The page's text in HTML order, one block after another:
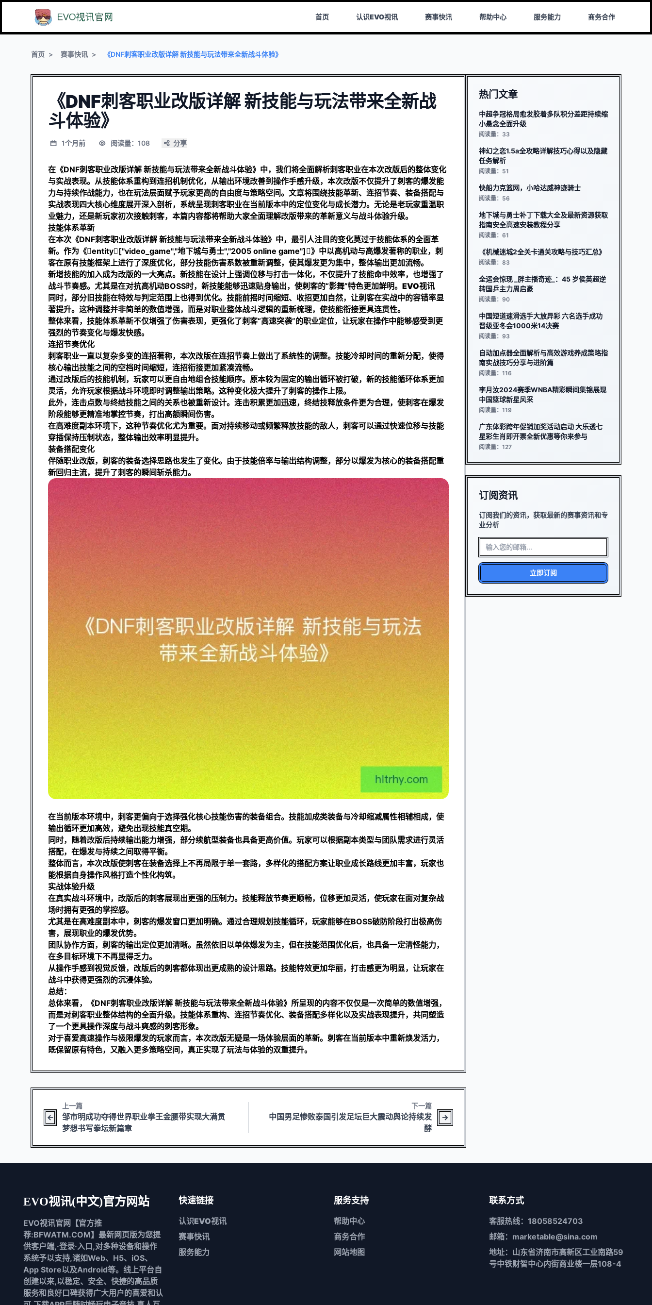
首页 认识EVO视讯 赛事快讯 帮助中心 服务能力 商务合作
首页 赛事快讯 《DNF刺客职业改版详解 新技能与玩法带来全新战斗体验》
《DNF刺客职业改版详解 新技能与玩法带来全新战
斗体验》
1个月前 阅读量：108 分享
在《DNF刺客职业改版详解 新技能与玩法带来全新战斗体验》中，我们将全面解析刺客职业在本次改版后的整体变化
与实战表现。从技能体系重构到连招机制优化，从输出环境改善到操作手感升级，本次改版不仅提升了刺客的爆发能
力与持续作战能力，也在玩法层面赋予玩家更高的自由度与策略空间。文章将围绕技能革新、连招节奏、装备搭配与
实战表现四大核心维度展开深入剖析，系统呈现刺客职业在当前版本中的定位变化与成长潜力。无论是老玩家重温职
业魅力，还是新玩家初次接触刺客，本篇内容都将帮助大家全面理解改版带来的革新意义与战斗体验升级。
技能体系革新
在本次《DNF刺客职业改版详解 新技能与玩法带来全新战斗体验》中，最引人注目的变化莫过于技能体系的全面革
新。作为《entity["video_game","地下城与勇士","2005 online game"]》中以高机动与高爆发著称的职业，刺
客在原有技能框架上进行了深度优化，部分技能伤害系数被重新调整，使其爆发更为集中，整体输出更加流畅。
新增技能的加入成为改版的一大亮点。新技能在设计上强调位移与打击一体化，不仅提升了技能命中效率，也增强了
战斗节奏感。尤其是在对抗高机动BOSS时，新技能能够迅速贴身输出，使刺客的“影舞”特色更加鲜明。 EVO视讯
同时，部分旧技能在特效与判定范围上也得到优化。技能前摇时间缩短、收招更加自然，让刺客在实战中的容错率显
著提升。这种调整并非简单的数值增强，而是对职业整体战斗逻辑的重新梳理，使技能衔接更具连贯性。
整体来看，技能体系革新不仅增强了伤害表现，更强化了刺客“高速突袭”的职业定位，让玩家在操作中能够感受到更
强烈的节奏变化与爆发快感。
连招节奏优化
刺客职业一直以复杂多变的连招著称，本次改版在连招节奏上做出了系统性的调整。技能冷却时间的重新分配，使得
核心输出技能之间的空档时间缩短，连招衔接更加紧凑流畅。
通过改版后的技能机制，玩家可以更自由地组合技能顺序。原本较为固定的输出循环被打破，新的技能循环体系更加
灵活，允许玩家根据战斗环境即时调整输出策略。这种变化极大提升了刺客的操作上限。
此外，连击点数与终结技能之间的关系也被重新设计。连击积累更加迅速，终结技释放条件更为合理，使刺客在爆发
阶段能够更精准地掌控节奏，打出高额瞬间伤害。
在高难度副本环境下，这种节奏优化尤为重要。面对持续移动或频繁释放技能的敌人，刺客可以通过快速位移与技能
穿插保持压制状态，整体输出效率明显提升。
装备搭配变化
伴随职业改版，刺客的装备选择思路也发生了变化。由于技能倍率与输出结构调整，部分以爆发为核心的装备搭配重
新回归主流，提升了刺客的瞬间斩杀能力。
在当前版本环境中，刺客更偏向于选择强化核心技能伤害的装备组合。技能加成类装备与冷却缩减属性相辅相成，使
输出循环更加高效，避免出现技能真空期。
同时，随着改版后持续输出能力增强，部分续航型装备也具备更高价值。玩家可以根据副本类型与团队需求进行灵活
搭配，在爆发与持续之间取得平衡。
整体而言，本次改版使刺客在装备选择上不再局限于单一套路，多样化的搭配方案让职业成长路线更加丰富，玩家也
能根据自身操作风格打造个性化构筑。
实战体验升级
在真实战斗环境中，改版后的刺客展现出更强的压制力。技能释放节奏更顺畅，位移更加灵活，使玩家在面对复杂战
场时拥有更强的掌控感。
尤其是在高难度副本中，刺客的爆发窗口更加明确。通过合理规划技能循环，玩家能够在BOSS破防阶段打出极高伤
害，展现职业的爆发优势。
团队协作方面，刺客的输出定位更加清晰。虽然依旧以单体爆发为主，但在技能范围优化后，也具备一定清怪能力，
在多目标环境下不再显得乏力。
从操作手感到视觉反馈，改版后的刺客都体现出更成熟的设计思路。技能特效更加华丽，打击感更为明显，让玩家在
战斗中获得更强烈的沉浸体验。
总结：
总体来看，《DNF刺客职业改版详解 新技能与玩法带来全新战斗体验》所呈现的内容不仅仅是一次简单的数值增强，
而是对刺客职业整体结构的全面升级。技能体系重构、连招节奏优化、装备搭配多样化以及实战表现提升，共同塑造
了一个更具操作深度与战斗爽感的刺客形象。
对于喜爱高速操作与极限爆发的玩家而言，本次改版无疑是一场体验层面的革新。刺客在当前版本中重新焕发活力，
既保留原有特色，又融入更多策略空间，真正实现了玩法与体验的双重提升。
上一篇
邹市明成功夺得世界职业拳王金腰带实现大满贯
梦想书写拳坛新篇章
下一篇
中国男足惨败泰国引发足坛巨大震动舆论持续发
酵
热门文章
中超争冠格局愈发胶着多队积分差距持续缩
小悬念全面升级
阅读量：33
神幻之恋1.5a全攻略详解技巧心得以及隐藏
任务解析
阅读量：51
快船力克篮网，小哈达威神迹骑士
阅读量：56
地下城与勇士补丁下载大全及最新资源获取
指南安全高速安装教程分享
阅读量：61
《机械迷城2全关卡通关攻略与技巧汇总》
阅读量：83
全运会惊现 _胖主播奇迹_：45 岁侯英超逆
转国乒主力周启豪
阅读量：90
中国短道速滑选手大放异彩 六名选手成功
晋级亚冬会1000米14决赛
阅读量：93
自动加点器全面解析与高效游戏养成策略指
南实战技巧分享与进阶篇
阅读量：116
李月汝2024赛季WNBA精彩瞬间集锦展现
中国篮球新星风采
阅读量：119
广东体彩跨年促销加奖活动启动 大乐透七
星彩生肖即开票全新优惠等你来参与
阅读量：127
订阅资讯
订阅我们的资讯，获取最新的赛事资讯和专
业分析
立即订阅
EVO视讯(中文)官方网站
EVO视讯官网【官方推
荐:BFWATM.COM】最新网页版为您提
供客户端,·登录·入口,对多种设备和操作
系统予以支持,诸如Web、H5、iOS、
App Store以及Android等。线上平台自
创建以来,以稳定、安全、快捷的高品质
服务和良好口碑获得广大用户的喜爱和认
快速链接
认识EVO视讯
赛事快讯
服务能力
服务支持
帮助中心
商务合作
网站地图
联系方式
客服热线：18058524703
邮箱：marketable@sina.com
地址：山东省济南市高新区工业南路59
号中铁财智中心内街商业楼一层108-4